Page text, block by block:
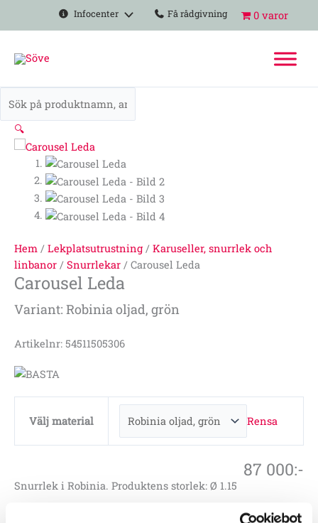
Infocenter Få rådgivning 0 varor
🔍
Hem / Lekplatsutrustning / Karuseller, snurrlek och
linbanor / Snurrlekar / Carousel Leda
Carousel Leda
Variant: Robinia oljad, grön
Artikelnr: 54511505306
Välj material Rensa
87 000:-
Snurrlek i Robinia. Produktens storlek: Ø 1.15